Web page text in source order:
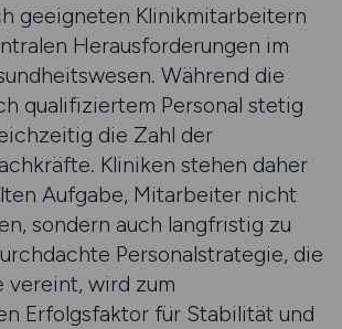
geeigneten Klinikmitarbeitern
Herausforderungen im
Während die
qualifiziertem Personal stetig
die Zahl der
Kliniken stehen daher
Aufgabe, Mitarbeiter nicht
sondern auch langfristig zu
Personalstrategie, die
vereint, wird zum
Erfolgsfaktor für Stabilität und